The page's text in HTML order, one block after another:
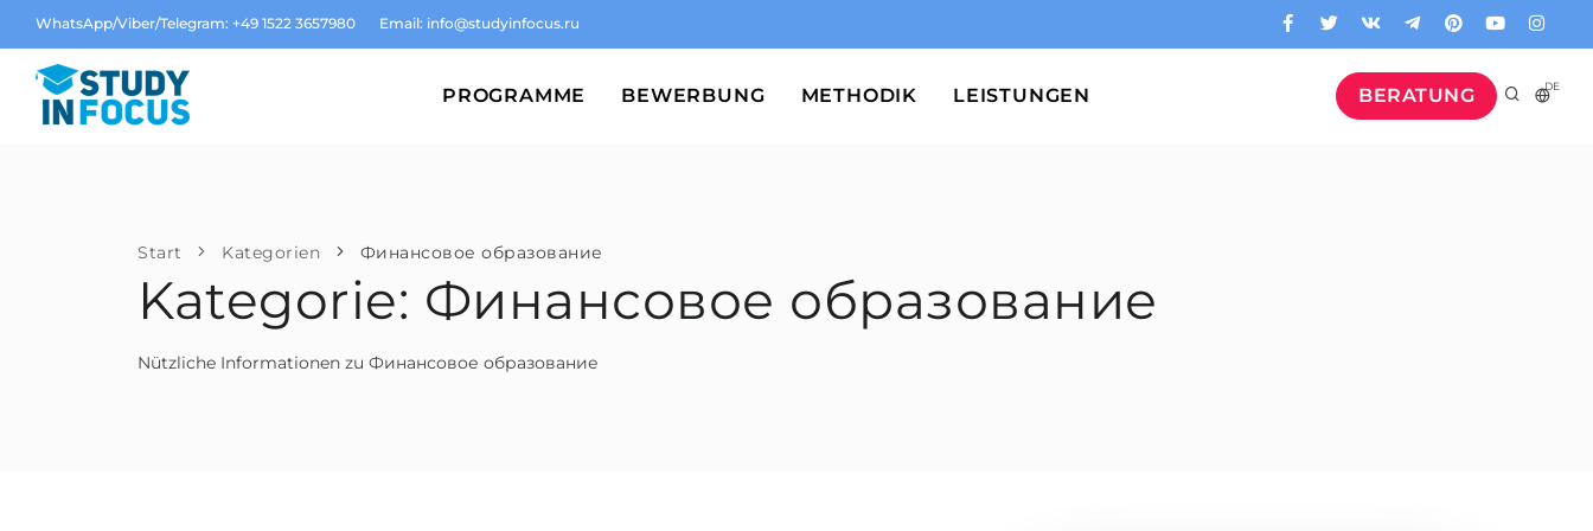
WhatsApp/Viber/Telegram: +49 1522 3657980 Email: info@studyinfocus.ru
BERATUNG DE
PROGRAMME BEWERBUNG METHODIK LEISTUNGEN
Start Kategorien Финансовое образование
Kategorie: Финансовое образование
Nützliche Informationen zu Финансовое образование